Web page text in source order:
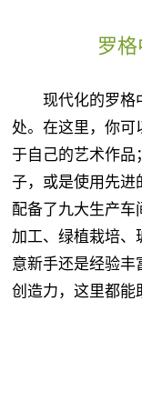
罗格
现代化的罗格中
处。在这里，你可
于自己的艺术作品
子，或是使用先进
配备了九大生产车
加工、绿植栽培、
意新手还是经验丰
创造力，这里都能